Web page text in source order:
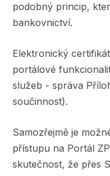
podobný princip,
bankovnictví.
Elektronický
portálové
služeb - správa
součinnost).
Samozřejmě je
přístupu na Portál
skutečnost, že přes